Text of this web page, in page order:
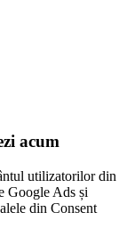
acum
utilizatorilor din
Google Ads și
din Consent